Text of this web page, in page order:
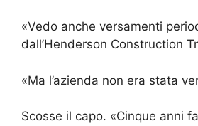
«Vedo anche versamenti
dall’Henderson Construction
«Ma l’azienda non era stata
Scosse il capo. «Cinque anni